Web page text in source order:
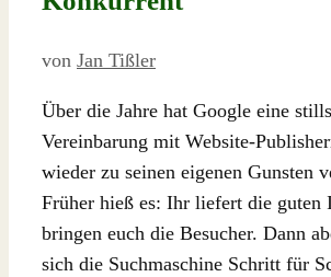
von Jan Tißler
Über die Jahre hat Google eine
Vereinbarung mit Website-
wieder zu seinen eigenen Gunsten
Früher hieß es: Ihr liefert die guten
bringen euch die Besucher. Dann
sich die Suchmaschine Schritt für